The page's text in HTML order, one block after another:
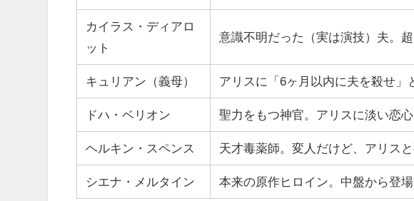
カイラス・ディアロ
ット
意識不明だった（実は演技）夫。
キュリアン（義母） アリスに「6ヶ月以内に夫を殺せ
ドハ・ベリオン 聖力をもつ神官。アリスに淡い恋
ヘルキン・スペンス 天才毒薬師。変人だけど、アリス
シエナ・メルタイン 本来の原作ヒロイン。中盤から登